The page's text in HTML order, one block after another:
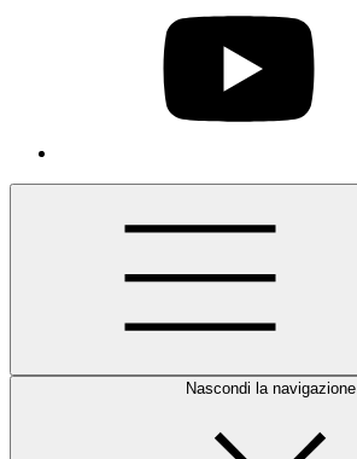
Nascondi la navigazione